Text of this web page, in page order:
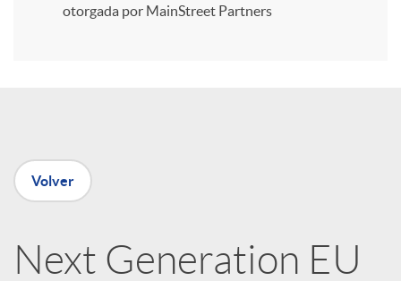
n
R
otorgada por MainStreet Partners
Volver
Next Generation EU